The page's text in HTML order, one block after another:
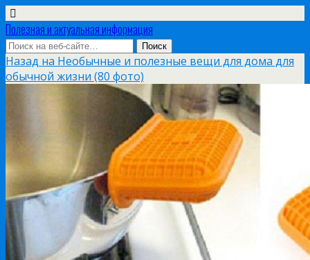
Полезная и актуальная информация
Назад на Необычные и полезные вещи для дома для
обычной жизни (80 фото)